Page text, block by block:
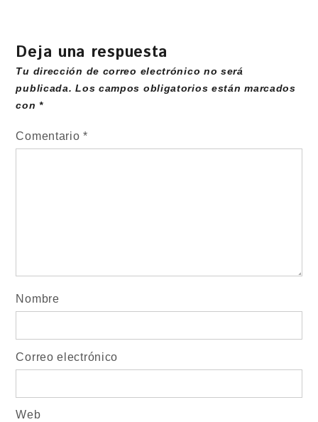
Deja una respuesta
Tu dirección de correo electrónico no será
publicada. Los campos obligatorios están marcados
con*
Comentario*
Nombre
Correo electrónico
Web